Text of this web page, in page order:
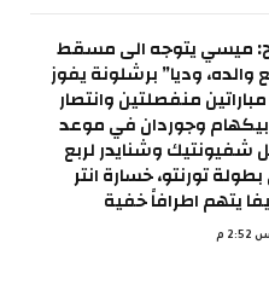
ميسي يتوجه الى مسقط
والده، وديا” برشلونة يفوز
منفصلتين وانتصار
بيكهام وجوردان في موعد
شفيونتيك وشنايدر لربع
تورنتو، خسارة انتر
يتهم اطرافاً خفية